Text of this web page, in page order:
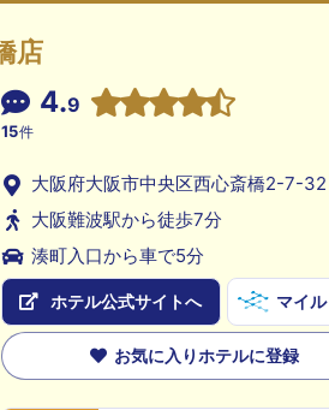
店
4.9
15件
大阪府大阪市中央区西心斎橋2-7-32
大阪難波駅から徒歩7分
湊町入口から車で5分
ホテル公式サイトへ マイル
お気に入りホテルに登録